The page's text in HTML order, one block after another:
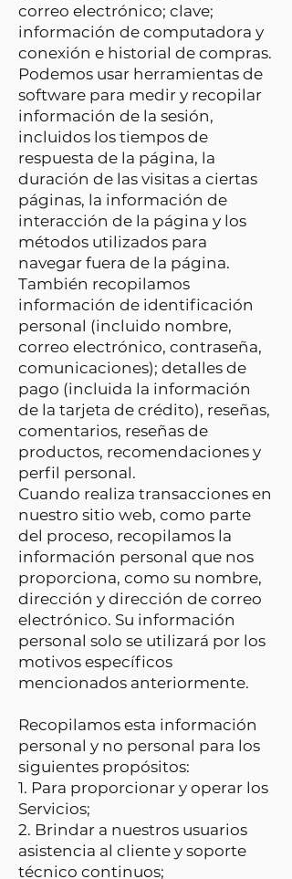
correo electrónico; clave;
información de computadora y
conexión e historial de compras.
Podemos usar herramientas de
software para medir y recopilar
información de la sesión,
incluidos los tiempos de
respuesta de la página, la
duración de las visitas a ciertas
páginas, la información de
interacción de la página y los
métodos utilizados para
navegar fuera de la página.
También recopilamos
información de identificación
personal (incluido nombre,
correo electrónico, contraseña,
comunicaciones); detalles de
pago (incluida la información
de la tarjeta de crédito), reseñas,
comentarios, reseñas de
productos, recomendaciones y
perfil personal.
Cuando realiza transacciones en
nuestro sitio web, como parte
del proceso, recopilamos la
información personal que nos
proporciona, como su nombre,
dirección y dirección de correo
electrónico. Su información
personal solo se utilizará por los
motivos específicos
mencionados anteriormente.
Recopilamos esta información
personal y no personal para los
siguientes propósitos:
1. Para proporcionar y operar los
Servicios;
2. Brindar a nuestros usuarios
asistencia al cliente y soporte
técnico continuos;